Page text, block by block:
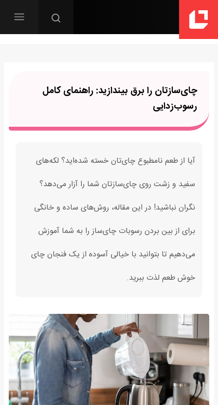
چای‌سازتان را برق بیندازید: راهنمای کامل
رسوب‌زدایی
آیا از طعم نامطبوع چای‌تان خسته شده‌اید؟ لکه‌های
سفید و زشت روی چای‌سازتان شما را آزار می‌دهد؟
نگران نباشید! در این مقاله، روش‌های ساده و خانگی
برای از بین بردن رسوبات چای‌ساز را به شما آموزش
می‌دهیم تا بتوانید با خیالی آسوده از یک فنجان چای
خوش طعم لذت ببرید.